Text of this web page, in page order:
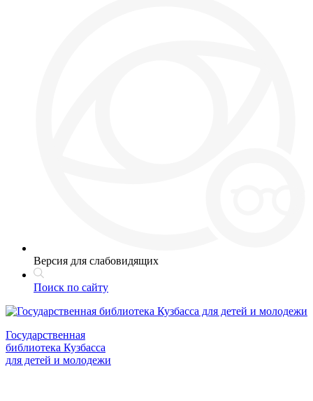
Версия для слабовидящих
Поиск по сайту
Государственная
библиотека Кузбасса
для детей и молодежи